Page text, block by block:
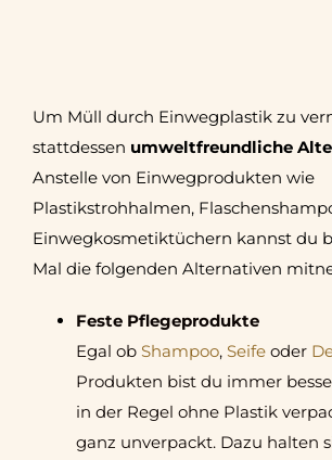
Um Müll durch Einwegplastik zu
stattdessen umweltfreundliche
Anstelle von Einwegprodukten wie
Plastikstrohhalmen,
Einwegkosmetiktüchern kannst du
Mal die folgenden Alternativen
Feste Pflegeprodukte
Egal ob Shampoo, Seifeoder
Produkten bist du immer
in der Regel ohne Plastik
ganz unverpackt. Dazu halten